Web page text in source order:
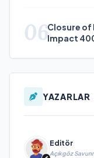
06Closure of
Impact
YAZARLAR
Editör
Açıkgöz